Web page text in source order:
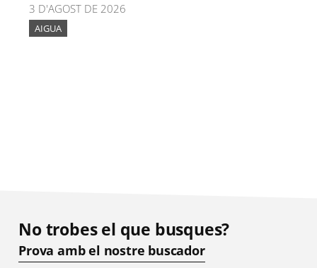
3 D'AGOST DE 2026
AIGUA
No trobes el que busques?
Prova amb el nostre buscador